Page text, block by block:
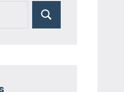
Rechercher